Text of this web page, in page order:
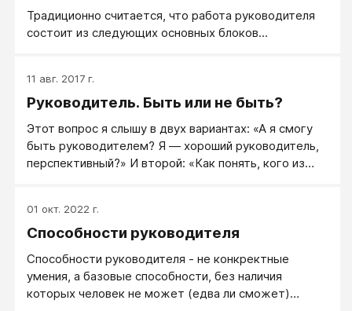
Традиционно считается, что работа руководителя
состоит из следующих основных блоков...
11 авг. 2017 г.
Руководитель. Быть или не быть?
Этот вопрос я слышу в двух вариантах: «А я смогу
быть руководителем? Я ― хороший руководитель,
перспективный?» И второй: «Как понять, кого из
сотрудника. Он ― хороший руководитель?»
01 окт. 2022 г.
Способности руководителя
Способности руководителя - не конкректные
умения, а базовые способности, без наличия
которых человек не может (едва ли сможет)